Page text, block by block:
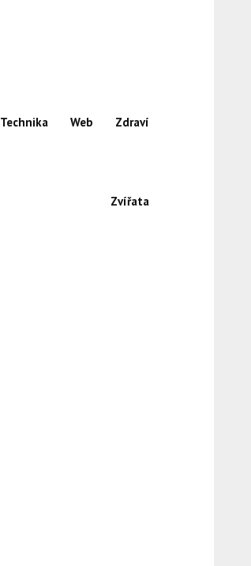
Technika Web Zdraví
Zvířata